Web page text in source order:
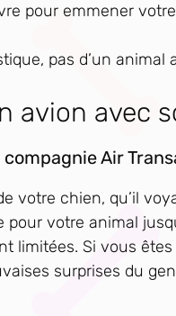
pour emmener
pas d’un animal
avion avec
Air
votre chien, qu’il
votre animal
limitées. Si vous
surprises du